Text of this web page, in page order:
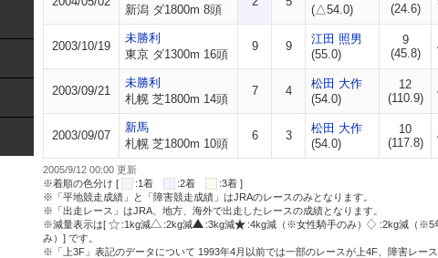
新潟 ダ1800m 8頭
(△54.0)
(24.6)
2003/10/19
未勝利
東京 ダ1300m 16頭
9 9
江田 照男
(55.0)
9
(45.8)
2003/09/21
未勝利
札幌 芝1800m 14頭
7 4
松田 大作
(54.0)
12
(110.9)
2003/09/07
新馬
札幌 芝1800m 10頭
6 3
松田 大作
(54.0)
10
(117.8)
2005/9/12 00:00 更新
※着順の色分け [
:1着 :2着
:3着 ]
※「平地競走成績」と「障害競走成績」はJRAのレースのみとなります。
※「出走レース」はJRA、地方、海外で出走したレースの成績となります。
※減量表示は[
:1kg減 :2kg減 :3kg減 :4kg減（※女性騎手のみ）
:2kg減（※5
み）] です。
※「上3F」表記のデータについて 1993年4月以前では一部のレースが上4F、障害レー